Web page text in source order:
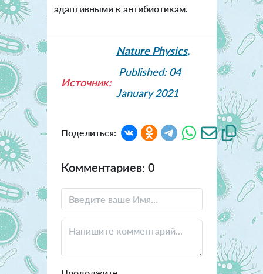
адаптивными к антибиотикам.
Источник:
Nature Physics,
Published: 04
January 2021
Поделиться:
Комментариев: 0